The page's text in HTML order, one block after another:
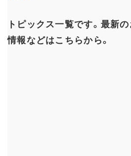
トピックス一覧です。最新
情報などはこちらから。